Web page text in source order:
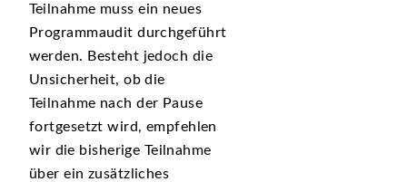
Teilnahme muss ein neues
Programmaudit durchgeführt
werden. Besteht jedoch die
Unsicherheit, ob die
Teilnahme nach der Pause
fortgesetzt wird, empfehlen
wir die bisherige Teilnahme
über ein zusätzliches